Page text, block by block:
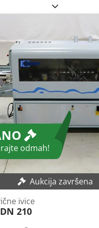
odmah!
Aukcija završena
ivice
210